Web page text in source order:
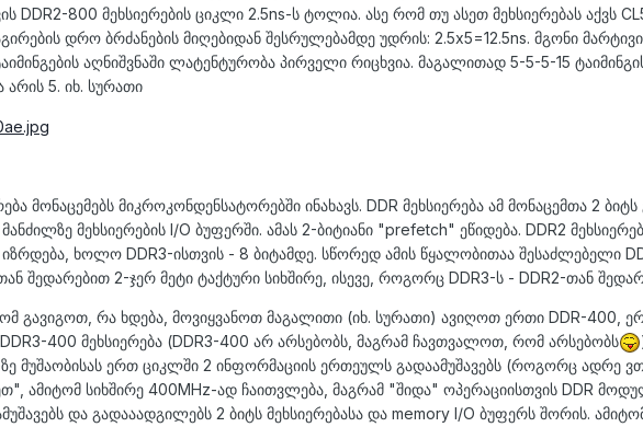
DDR2-800 მეხსიერების ციკლი 2.5ns-ს ტოლია. ასე რომ თუ ასეთ მეხსიერებას აქვს
დრო ბრძანების მიღებიდან შესრულებამდე უდრის: 2.5x5=12.5ns. მგონი
აღნიშვნაში ლატენტურობა პირველი რიცხვია. მაგალითად 5-5-5-15
5. იხ. სურათი
მონაცემებს მიკროკონდენსატორებში ინახავს. DDR მეხსიერება ამ მონაცემთა 2 ბიტს
მეხსიერების I/O ბუფერში. ამას 2-ბიტიანი "prefetch" ეწიდება. DDR2
ხოლო DDR3-ისთვის - 8 ბიტამდე. სწორედ ამის წყალობითაა შესაძლებელი
შედარებით 2-ჯერ მეტი ტაქტური სიხშირე, ისევე, როგორც DDR3-ს - DDR2-თან
გავიგოთ, რა ხდება, მოვიყვანოთ მაგალითი (იხ. სურათი) ავიღოთ ერთი DDR-400,
400 მეხსიერება (DDR3-400 არ არსებობს, მაგრამ ჩავთვალოთ, რომ არსებობს
ზე მუშაობისას ერთ ციკლში 2 ინფორმაციის ერთეულს გადაამუშავებს (როგორც ადრე
ამიტომ სიხშირე 400MHz-ად ჩაითვლება, მაგრამ "შიდა" ოპერაციისთვის DDR
და გადააადგილებს 2 ბიტს მეხსიერებასა და memory I/O ბუფერს შორის.